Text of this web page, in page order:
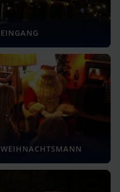
EINGANG
WEIHNACHTSMANN